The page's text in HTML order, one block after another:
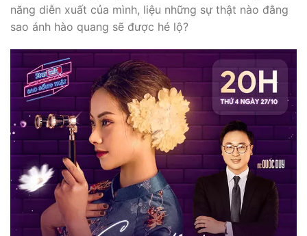
năng diễn xuất của mình, liệu những sự thật nào đằng
sao ánh hào quang sẽ được hé lộ?